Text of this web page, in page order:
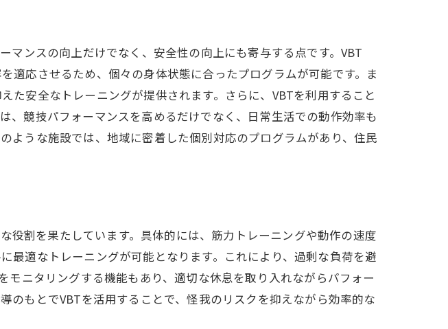
法
院のトレーニング方法とは
な理由を解説
徴
ンスの向上だけでなく、安全性の向上にも寄与する点です。VBT
適応させるため、個々の身体状態に合ったプログラムが可能です。ま
安全なトレーニングが提供されます。さらに、VBTを利用すること
、競技パフォーマンスを高めるだけでなく、日常生活での動作効率も
ような施設では、地域に密着した個別対応のプログラムがあり、住民
割を果たしています。具体的には、筋力トレーニングや動作の速度
最適なトレーニングが可能となります。これにより、過剰な負荷を避
ニタリングする機能もあり、適切な休息を取り入れながらパフォー
のもとでVBTを活用することで、怪我のリスクを抑えながら効率的な